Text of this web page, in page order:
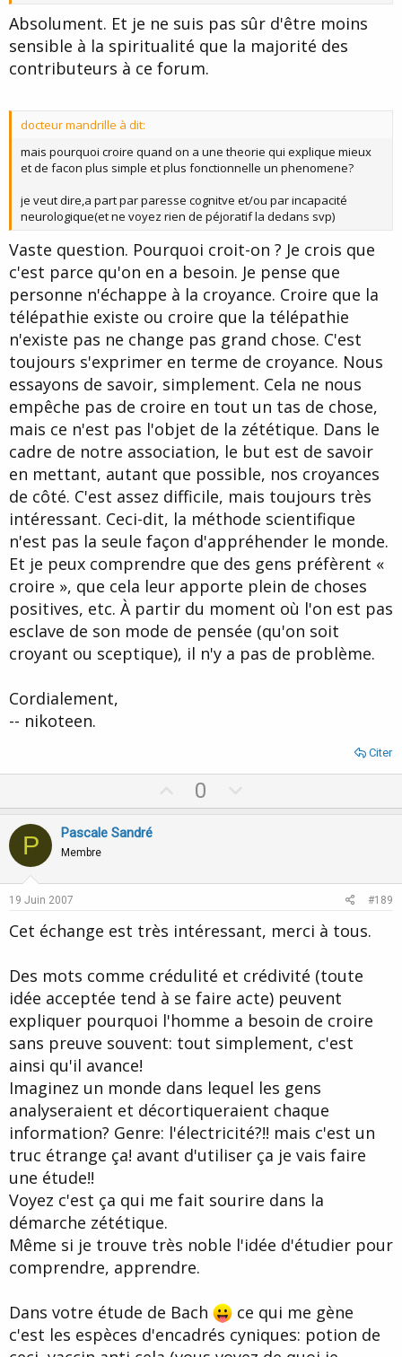
Absolument. Et je ne suis pas sûr d'être moins
sensible à la spiritualité que la majorité des
contributeurs à ce forum.
docteur mandrille à dit:
mais pourquoi croire quand on a une theorie qui explique mieux
et de facon plus simple et plus fonctionnelle un phenomene?
je veut dire,a part par paresse cognitve et/ou par incapacité
neurologique(et ne voyez rien de péjoratif la dedans svp)
Vaste question. Pourquoi croit-on ? Je crois que
c'est parce qu'on en a besoin. Je pense que
personne n'échappe à la croyance. Croire que la
télépathie existe ou croire que la télépathie
n'existe pas ne change pas grand chose. C'est
toujours s'exprimer en terme de croyance. Nous
essayons de savoir, simplement. Cela ne nous
empêche pas de croire en tout un tas de chose,
mais ce n'est pas l'objet de la zététique. Dans le
cadre de notre association, le but est de savoir
en mettant, autant que possible, nos croyances
de côté. C'est assez difficile, mais toujours très
intéressant. Ceci-dit, la méthode scientifique
n'est pas la seule façon d'appréhender le monde.
Et je peux comprendre que des gens préfèrent «
croire », que cela leur apporte plein de choses
positives, etc. À partir du moment où l'on est pas
esclave de son mode de pensée (qu'on soit
croyant ou sceptique), il n'y a pas de problème.
Cordialement,
-- nikoteen.
Citer
p
0
o
e
P Pascale Sandré
Membre
19 Juin 2007 #189
Cet échange est très intéressant, merci à tous.
Des mots comme crédulité et crédivité (toute
idée acceptée tend à se faire acte) peuvent
expliquer pourquoi l'homme a besoin de croire
sans preuve souvent: tout simplement, c'est
ainsi qu'il avance!
Imaginez un monde dans lequel les gens
analyseraient et décortiqueraient chaque
information? Genre: l'électricité?!! mais c'est un
truc étrange ça! avant d'utiliser ça je vais faire
une étude!!
Voyez c'est ça qui me fait sourire dans la
démarche zététique.
Même si je trouve très noble l'idée d'étudier pour
comprendre, apprendre.
Dans votre étude de Bach
ce qui me gène
c'est les espèces d'encadrés cyniques: potion de